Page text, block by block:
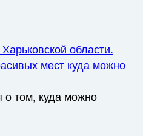
области.
мест куда можно
о том, куда можно